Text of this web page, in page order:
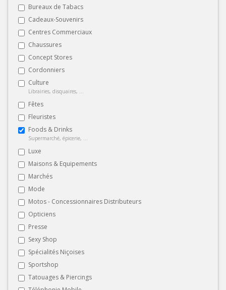
Bureaux de Tabacs
Cadeaux-Souvenirs
Centres Commerciaux
Chaussures
Concept Stores
Cordonniers
Culture
Librairies, disquaires, ...
Fêtes
Fleuristes
Foods & Drinks
Supermarché, épicerie, ...
Luxe
Maisons & Equipements
Marchés
Mode
Motos - Concessionnaires Distributeurs
Opticiens
Presse
Sexy Shop
Spécialités Niçoises
Sportshop
Tatouages & Piercings